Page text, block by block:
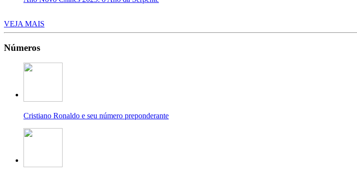
VEJA MAIS
Números
Cristiano Ronaldo e seu número preponderante